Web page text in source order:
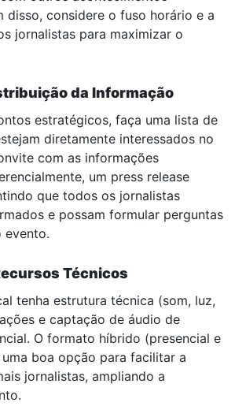
disso, considere o fuso horário e a
jornalistas para maximizar o
da Informação
estratégicos, faça uma lista de
diretamente interessados no
com as informações
um press release
que todos os jornalistas
e possam formular perguntas
evento.
Técnicos
tenha estrutura técnica (som, luz,
e captação de áudio de
O formato híbrido (presencial e
boa opção para facilitar a
jornalistas, ampliando a